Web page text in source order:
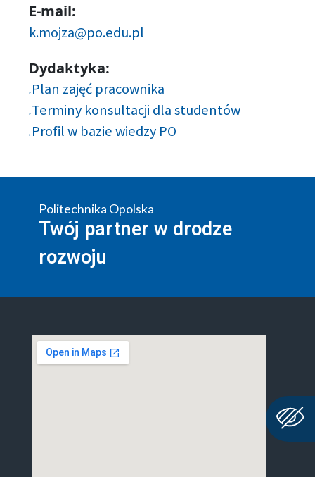
E-mail:
k.mojza@po.edu.pl
Dydaktyka:
Plan zajęć pracownika
Terminy konsultacji dla studentów
Profil w bazie wiedzy PO
Politechnika Opolska
Twój partner w drodze
rozwoju